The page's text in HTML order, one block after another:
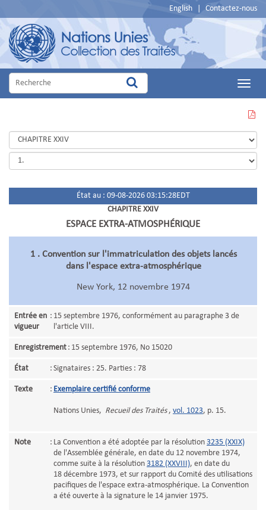
English Contactez-nous
Main
CETTE
PAGE
EN
PDF
État au : 09-08-2026 03:15:28EDT
CHAPITRE XXIV
ESPACE EXTRA-ATMOSPHÉRIQUE
1 . Convention sur l'immatriculation des objets lancés
dans l'espace extra-atmosphérique
New York, 12 novembre 1974
Entrée en
vigueur
: 15 septembre 1976, conformément au paragraphe 3 de
l'article VIII.
Enregistrement : 15 septembre 1976, No 15020
État : Signataires : 25. Parties : 78
Texte : Exemplaire certifié conforme
Nations Unies, Recueil des Traités, vol. 1023, p. 15.
Note : La Convention a été adoptée par la résolution 3235 (XXIX)
de l'Assemblée générale, en date du 12 novembre 1974,
comme suite à la résolution 3182 (XXVIII), en date du
18 décembre 1973, et sur rapport du Comité des utilisations
pacifiques de l'espace extra-atmosphérique. La Convention
a été ouverte à la signature le 14 janvier 1975.